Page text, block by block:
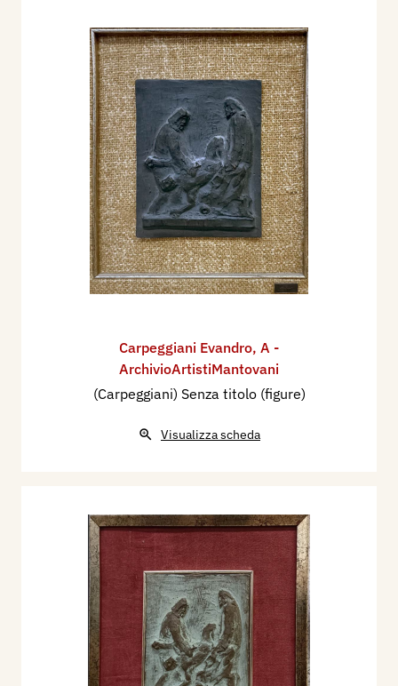
Carpeggiani Evandro, A -
ArchivioArtistiMantovani
(Carpeggiani) Senza titolo (figure)
Visualizza scheda